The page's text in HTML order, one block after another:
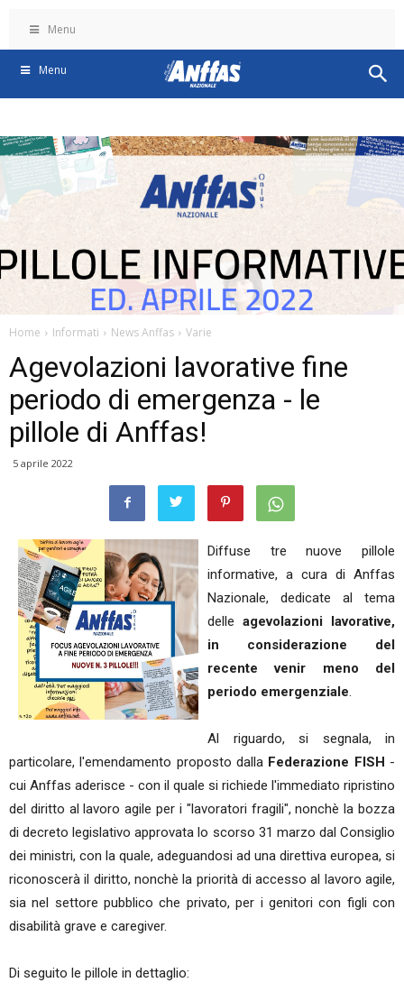
Menu
Menu
Home Informati News Anffas Varie
Agevolazioni lavorative fine
periodo di emergenza - le
pillole di Anffas!
5 aprile 2022
Diffuse tre nuove pillole
informative, a cura di Anffas
Nazionale, dedicate al tema
delle agevolazioni lavorative,
in considerazione del
recente venir meno del
periodo emergenziale.
Al riguardo, si segnala, in
particolare, l'emendamento proposto dalla Federazione FISH -
cui Anffas aderisce - con il quale si richiede l'immediato ripristino
del diritto al lavoro agile per i "lavoratori fragili", nonchè la bozza
di decreto legislativo approvata lo scorso 31 marzo dal Consiglio
dei ministri, con la quale, adeguandosi ad una direttiva europea, si
riconoscerà il diritto, nonchè la priorità di accesso al lavoro agile,
sia nel settore pubblico che privato, per i genitori con figli con
disabilità grave e caregiver.
Di seguito le pillole in dettaglio: